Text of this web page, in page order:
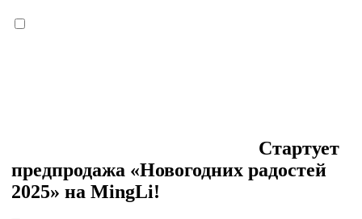
Стартует
предпродажа «Новогодних радостей
2025» на MingLi!